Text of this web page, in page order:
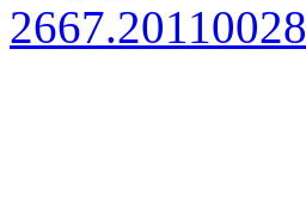
2667.20110028